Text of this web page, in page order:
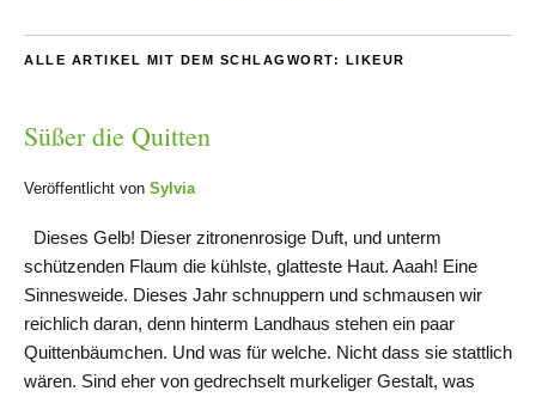
ALLE ARTIKEL MIT DEM SCHLAGWORT: LIKEUR
Süßer die Quitten
Veröffentlicht von Sylvia
Dieses Gelb! Dieser zitronenrosige Duft, und unterm
schützenden Flaum die kühlste, glatteste Haut. Aaah! Eine
Sinnesweide. Dieses Jahr schnuppern und schmausen wir
reichlich daran, denn hinterm Landhaus stehen ein paar
Quittenbäumchen. Und was für welche. Nicht dass sie stattlich
wären. Sind eher von gedrechselt murkeliger Gestalt, was